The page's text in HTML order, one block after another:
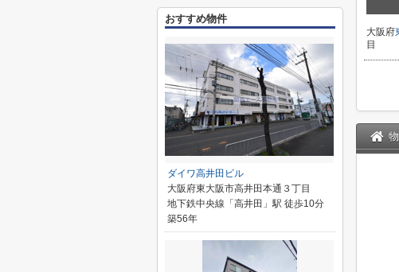
大阪府
目
おすすめ物件
ダイワ高井田ビル
大阪府東大阪市高井田本通３丁目
地下鉄中央線「高井田」駅 徒歩10分
築56年